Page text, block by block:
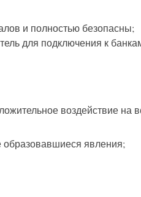
и полностью безопасны;
для подключения к
воздействие на
образовавшиеся явления;